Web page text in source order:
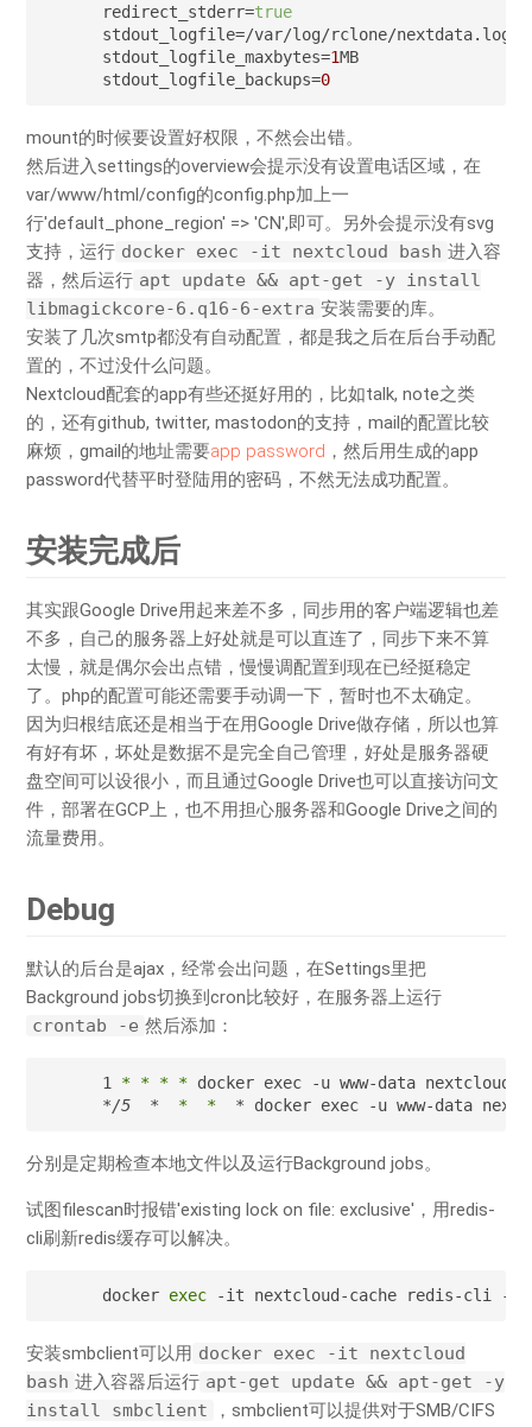
redirect_stderr=true
stdout_logfile
stdout_logfile_maxbytes=1
MB
stdout_logfile_backups=0
mount的时候要设置好权限，不然会出错。
然后进入settings的overview会提示没有设置电话区域，在
var/www/html/config的config.php加上一
行'default_phone_region' => 'CN',即可。另外会提示没有svg
支持，运行 docker exec -it nextcloud bash 进入容
器，然后运行 apt update && apt-get -y install
libmagickcore-6.q16-6-extra 安装需要的库。
安装了几次smtp都没有自动配置，都是我之后在后台手动配
置的，不过没什么问题。
Nextcloud配套的app有些还挺好用的，比如talk, note之类
的，还有github, twitter, mastodon的支持，mail的配置比较
麻烦，gmail的地址需要app password ，然后用生成的app
password代替平时登陆用的密码，不然无法成功配置。
安装完成后
其实跟Google Drive用起来差不多，同步用的客户端逻辑也差
不多，自己的服务器上好处就是可以直连了，同步下来不算
太慢，就是偶尔会出点错，慢慢调配置到现在已经挺稳定
了。php的配置可能还需要手动调一下，暂时也不太确定。
因为归根结底还是相当于在用Google Drive做存储，所以也算
有好有坏，坏处是数据不是完全自己管理，好处是服务器硬
盘空间可以设很小，而且通过Google Drive也可以直接访问文
件，部署在GCP上，也不用担心服务器和Google Drive之间的
流量费用。
Debug
默认的后台是ajax，经常会出问题，在Settings里把
Background jobs切换到cron比较好，在服务器上运行
crontab -e 然后添加：
1 * * * *
*/5  *
*  *
* docker exec -u www-data
分别是定期检查本地文件以及运行Background jobs。
试图filescan时报错'existing lock on file: exclusive'，用redis-
cli刷新redis缓存可以解决。
docker exec -it nextcloud-cache redis-cli -a
安装smbclient可以用 docker exec -it nextcloud
bash 进入容器后运行 apt-get update && apt-get -y
install smbclient
，smbclient可以提供对于SMB/CIFS